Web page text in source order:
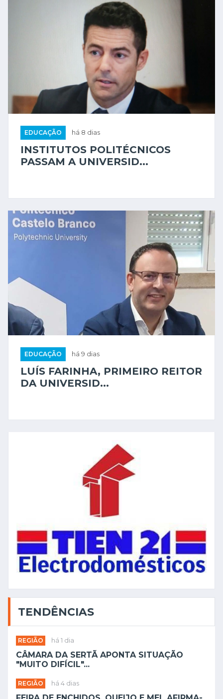
EDUCAÇÃO há 8 dias
INSTITUTOS POLITÉCNICOS
PASSAM A UNIVERSID...
EDUCAÇÃO há 9 dias
LUÍS FARINHA, PRIMEIRO REITOR
DA UNIVERSID...
TENDÊNCIAS
REGIÃO há 1 dia
CÂMARA DA SERTÃ APONTA SITUAÇÃO
"MUITO DIFÍCIL"...
REGIÃO há 4 dias